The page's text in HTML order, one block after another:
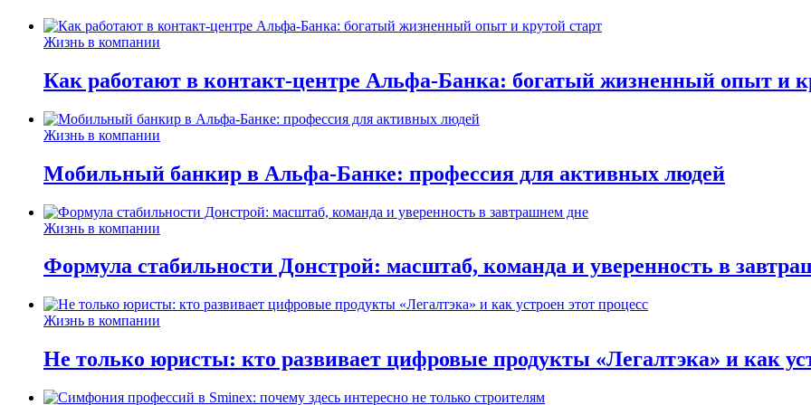
Жизнь в компании
Как работают в контакт-центре Альфа-Банка: богатый жизненный опыт и
Жизнь в компании
Мобильный банкир в Альфа-Банке: профессия для активных людей
Жизнь в компании
Формула стабильности Донстрой: масштаб, команда и уверенность в
Жизнь в компании
Не только юристы: кто развивает цифровые продукты «Легалтэка» и как